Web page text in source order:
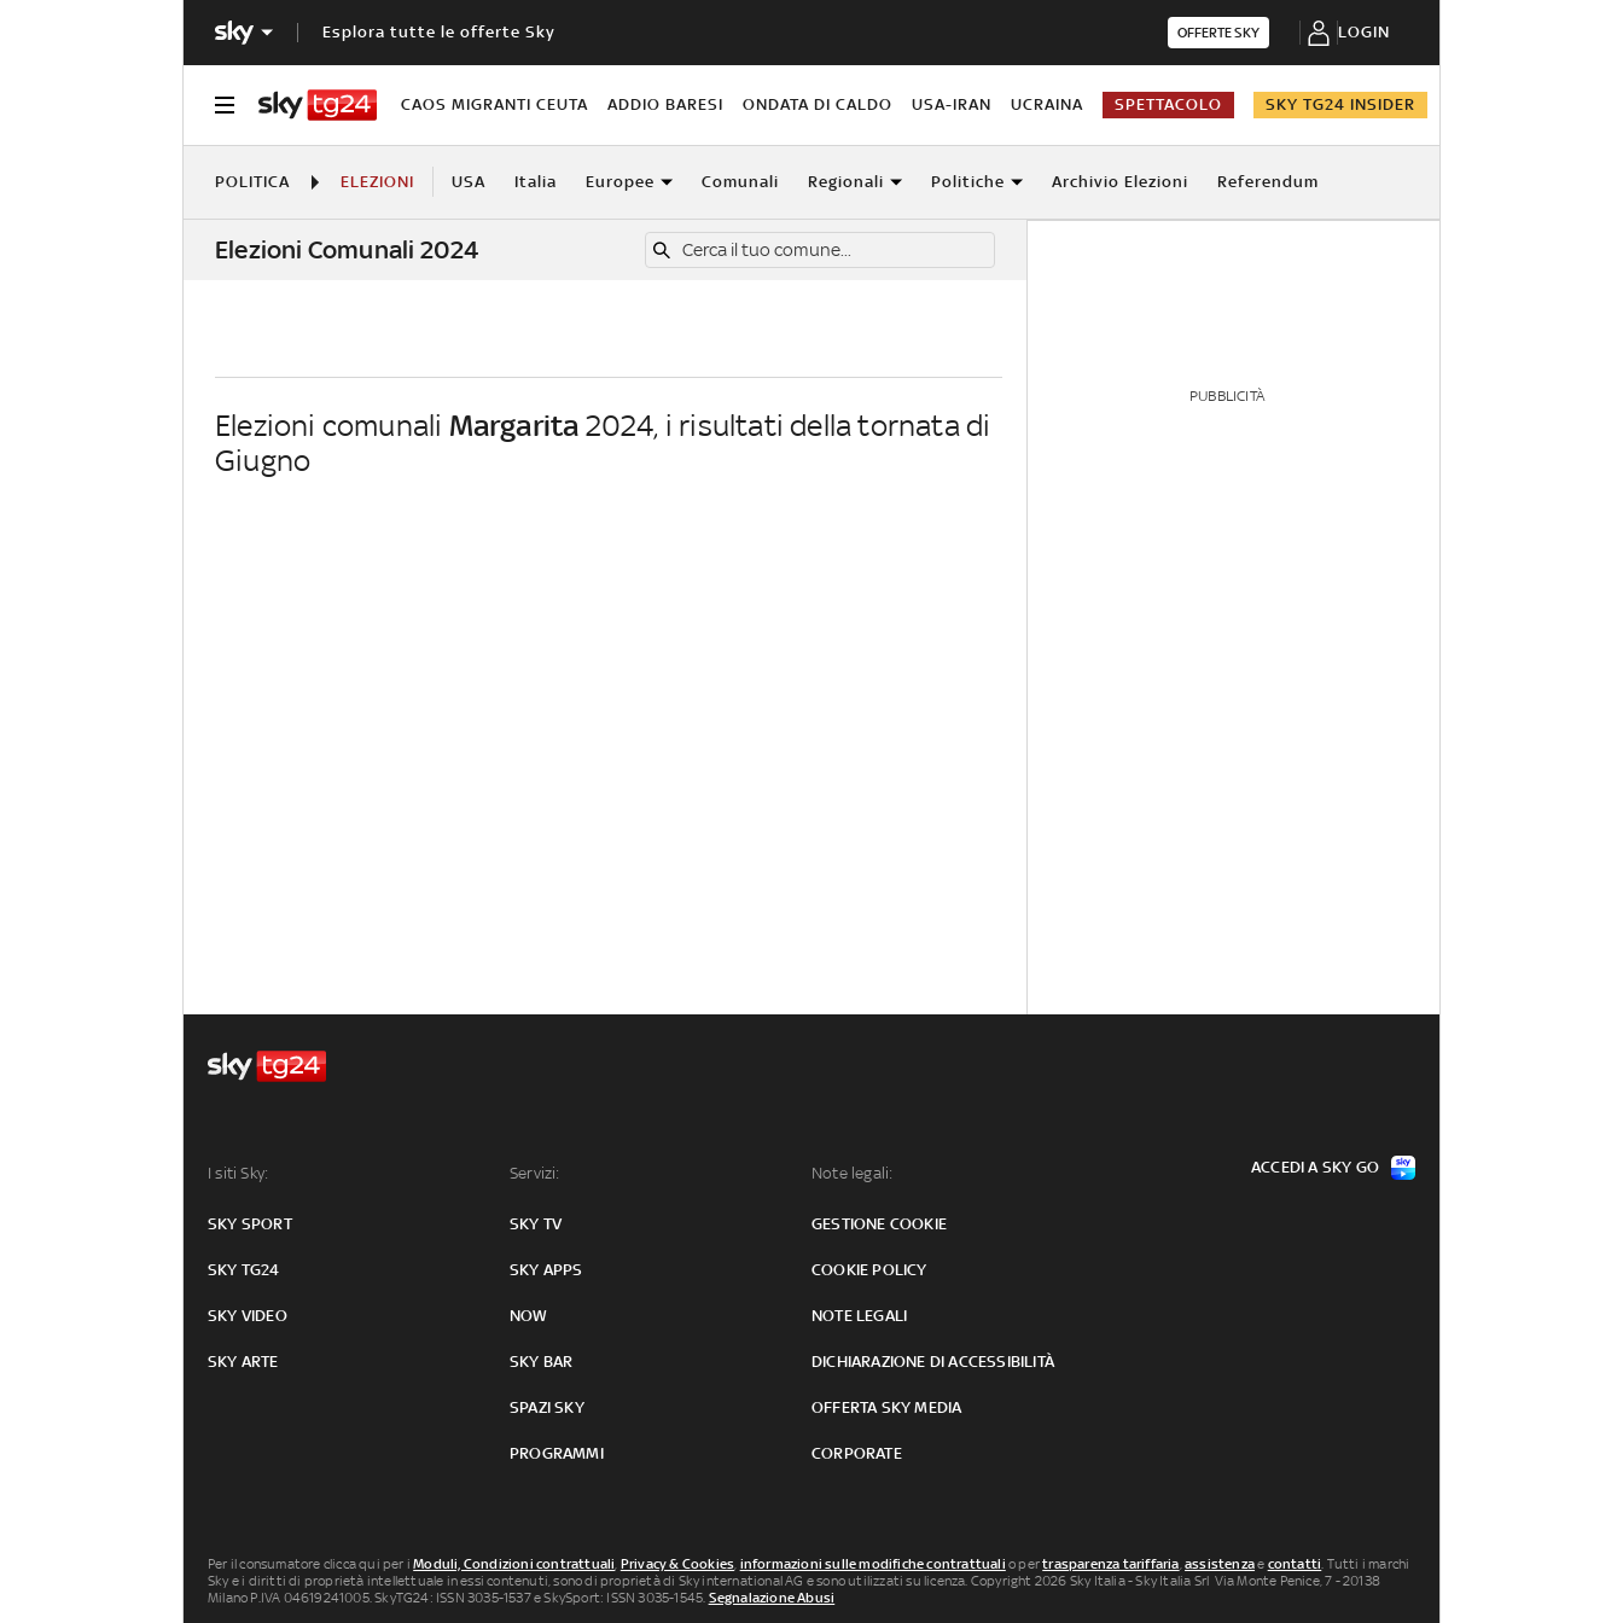
Esplora tutte le offerte Sky OFFERTE SKY LOGIN
CAOS MIGRANTI CEUTA ADDIO BARESI ONDATA DI CALDO USA-IRAN UCRAINA SPETTACOLO SKY TG24 INSIDER
POLITICA ELEZIONI USA Italia Europee Comunali Regionali Politiche Archivio Elezioni Referendum
Elezioni Comunali 2024
Elezioni comunali Margarita 2024, i risultati della tornata di
Giugno
PUBBLICITÀ
I siti Sky:
SKY SPORT
SKY TG24
SKY VIDEO
SKY ARTE
Servizi:
SKY TV
SKY APPS
NOW
SKY BAR
SPAZI SKY
PROGRAMMI
Note legali:
GESTIONE COOKIE
COOKIE POLICY
NOTE LEGALI
DICHIARAZIONE DI ACCESSIBILITÀ
OFFERTA SKY MEDIA
CORPORATE
ACCEDI A SKY GO
Per il consumatore clicca qui per iModuli, Condizioni contrattuali, Privacy & Cookies, informazioni sulle modifiche contrattuali o pertrasparenza tariffaria,assistenzae contatti. Tutti i marchi
Sky e i diritti di proprietà intellettuale in essi contenuti, sono di proprietà di Sky international AG e sono utilizzati su licenza. Copyright 2026 Sky Italia - Sky Italia Srl Via Monte Penice, 7 - 20138
Milano P.IVA 04619241005. SkyTG24: ISSN 3035-1537 e SkySport: ISSN 3035-1545. Segnalazione Abusi